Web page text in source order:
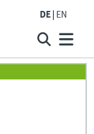
DE EN